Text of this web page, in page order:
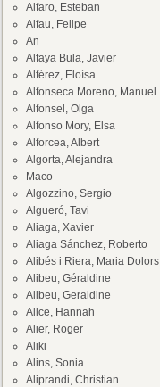
Alfaro, Esteban
Alfau, Felipe
An
Alfaya Bula, Javier
Alférez, Eloísa
Alfonseca Moreno, Manuel
Alfonsel, Olga
Alfonso Mory, Elsa
Alforcea, Albert
Algorta, Alejandra
Maco
Algozzino, Sergio
Algueró, Tavi
Aliaga, Xavier
Aliaga Sánchez, Roberto
Alibés i Riera, Maria Dolors
Alibeu, Géraldine
Alibeu, Geraldine
Alice, Hannah
Alier, Roger
Aliki
Alins, Sonia
Aliprandi, Christian